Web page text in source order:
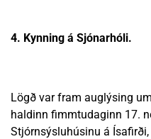
4. Kynning á Sjónarhóli.
Lögð var fram auglýsing
haldinn fimmtudaginn 17.
Stjórnsýsluhúsinu á